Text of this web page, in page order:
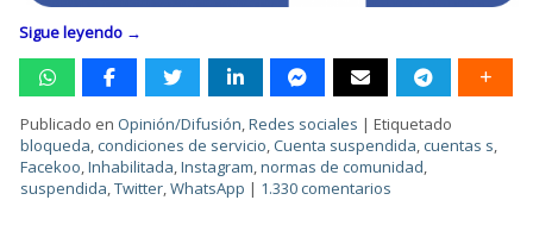
Sigue leyendo →
Publicado en Opinión/Difusión,Redes sociales |Etiquetado
bloqueda,condiciones de servicio,Cuenta suspendida,cuentas s,
Facekoo,Inhabilitada,Instagram,normas de comunidad,
suspendida,Twitter,WhatsApp | 1.330 comentarios